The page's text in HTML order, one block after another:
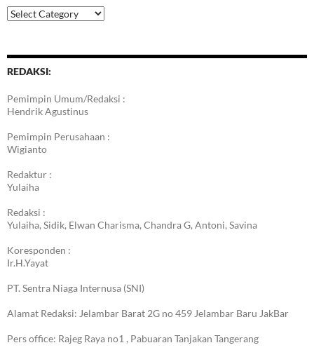
Kategori
Berita
REDAKSI:
Pemimpin Umum/Redaksi :
Hendrik Agustinus
Pemimpin Perusahaan :
Wigianto
Redaktur :
Yulaiha
Redaksi :
Yulaiha, Sidik, Elwan Charisma, Chandra G, Antoni, Savina
Koresponden :
Ir.H.Yayat
PT. Sentra Niaga Internusa (SNI)
Alamat Redaksi: Jelambar Barat 2G no 459 Jelambar Baru JakBar
Pers office: Rajeg Raya no1 , Pabuaran Tanjakan Tangerang